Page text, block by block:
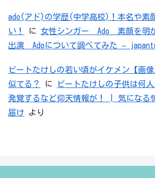
ado(アド)の学歴(中学高校)！本名や素
い！
に 女性シンガー Ado 素顔を明
出演 Adoについて調べてみた –
ビートたけしの若い頃がイケメン【画
似てる？
に
ビートたけしの子供は何
発覚するなど仰天情報が！ | 気になる
届け より